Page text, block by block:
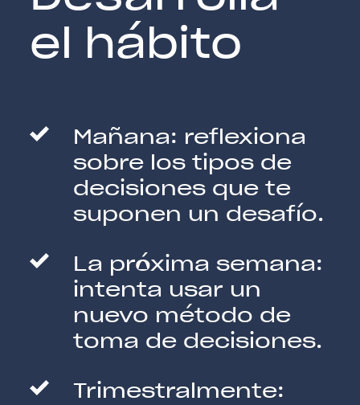
el hábito
Mañana: reflexiona
sobre los tipos de
decisiones que te
suponen un desafío.
La próxima semana:
intenta usar un
nuevo método de
toma de decisiones.
Trimestralmente: